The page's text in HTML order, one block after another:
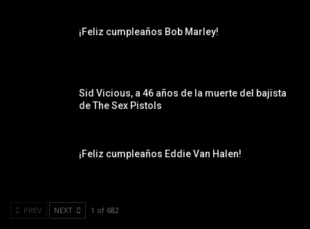
¡Feliz cumpleaños Bob Marley!
Sid Vicious, a 46 años de la muerte del bajista
de The Sex Pistols
¡Feliz cumpleaños Eddie Van Halen!
PREV NEXT 1 of 682